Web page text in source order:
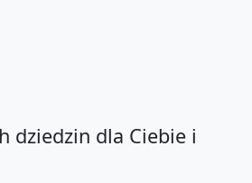
dziedzin dla Ciebie i